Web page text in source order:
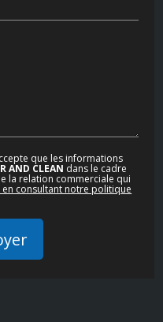
que les informations
AND CLEAN dans le cadre
la relation commerciale qui
en consultant notre politique